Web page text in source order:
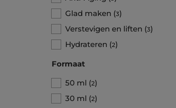
Glad maken (3)
Verstevigen en liften (3)
Hydrateren (2)
Formaat
50 ml (2)
30 ml (2)